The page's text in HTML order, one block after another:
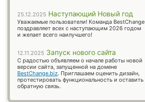
25.12.2025 Наступающий Новый год
Уважаемые пользователи! Команда BestChange
поздравляет всех с наступающим 2026 годом
и желает всего наилучшего!
12.11.2025 Запуск нового сайта
С радостью объявляем о начале работы новой
версии сайта, запущенной на домене
BestChange.biz. Приглашаем оценить дизайн,
протестировать функциональность и оставить
обратную связь.